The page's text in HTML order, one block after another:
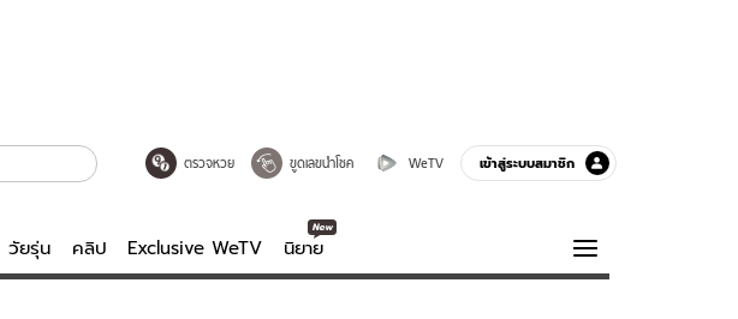
ตรวจหวย ขูดเลขนำโชค WeTV เข้าสู่ระบบสมาชิก
วัยรุ่น คลิป Exclusive WeTV นิยาย